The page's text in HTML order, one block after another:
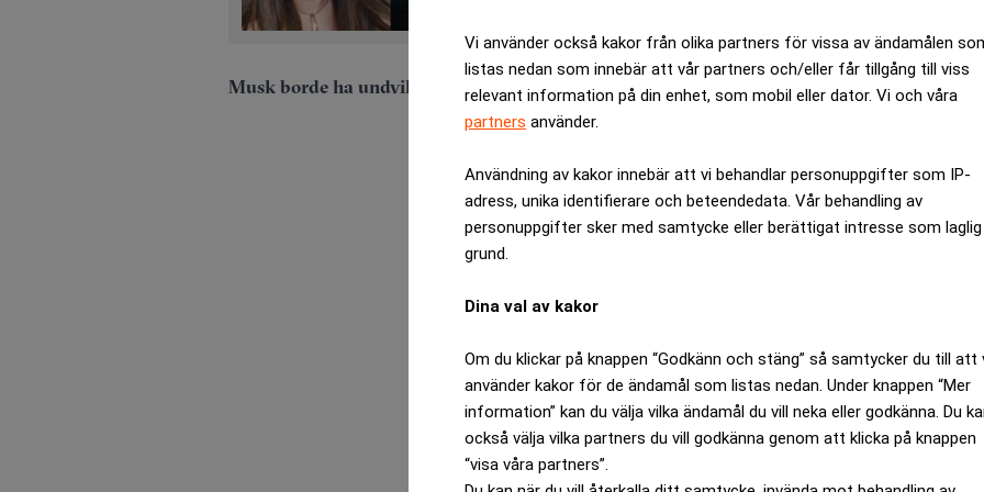
Vi använder också kakor från olika partners för vissa av ändamålen
listas nedan som innebär att vår partners och/eller får tillgång till viss
relevant information på din enhet, som mobil eller dator. Vi och våra
partners använder.
Användning av kakor innebär att vi behandlar personuppgifter som IP-
adress, unika identifierare och beteendedata. Vår behandling av
personuppgifter sker med samtycke eller berättigat intresse som laglig
grund.
Dina val av kakor
Om du klickar på knappen “Godkänn och stäng” så samtycker du till att
använder kakor för de ändamål som listas nedan. Under knappen “Mer
information” kan du välja vilka ändamål du vill neka eller godkänna. Du
också välja vilka partners du vill godkänna genom att klicka på knappen
“visa våra partners”.
Musk borde ha undvikit politiken
ANNONS